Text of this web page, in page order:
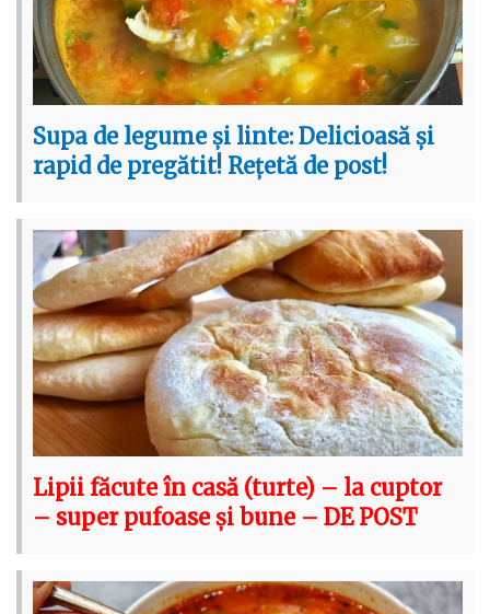
Supa de legume și linte: Delicioasă și
rapid de pregătit! Rețetă de post!
Lipii făcute în casă (turte) – la cuptor
– super pufoase și bune – DE POST